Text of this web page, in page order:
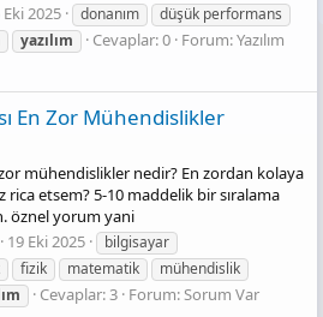
Eki 2025 donanım
düşük performans
yazılım Cevaplar: 0 Forum:Yazılım
En Zor Mühendislikler
mühendislikler nedir? En zordan kolaya
rica etsem? 5-10 maddelik bir sıralama
öznel yorum yani
19 Eki 2025
bilgisayar
fizik matematik
mühendislik
Cevaplar: 3 Forum:Sorum Var